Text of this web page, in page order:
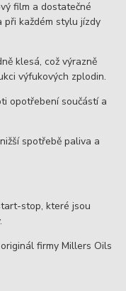
film a dostatečné
při každém stylu jízdy
klesá, což výrazně
výfukových zplodin.
opotřebení součástí a
spotřebě paliva a
stop, které jsou
firmy Millers Oils